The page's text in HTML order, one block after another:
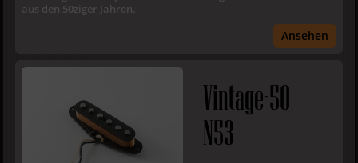
aus den 50ziger Jahren.
Ansehen
Vintage-50
N53